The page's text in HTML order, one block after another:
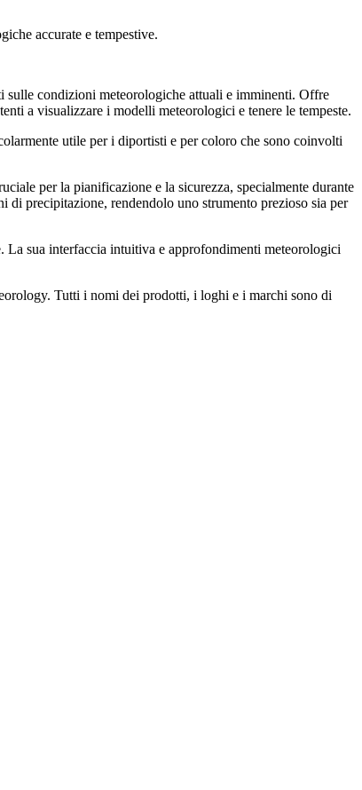
accurate e tempestive.
condizioni meteorologiche attuali e imminenti. Offre
a visualizzare i modelli meteorologici e tenere le tempeste.
utile per i diportisti e per coloro che sono coinvolti
per la pianificazione e la sicurezza, specialmente durante
precipitazione, rendendolo uno strumento prezioso sia per
La sua interfaccia intuitiva e approfondimenti meteorologici
Tutti i nomi dei prodotti, i loghi e i marchi sono di